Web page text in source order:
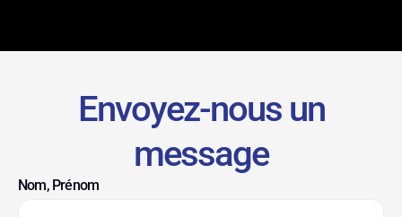
Envoyez-nous un
message
Nom, Prénom